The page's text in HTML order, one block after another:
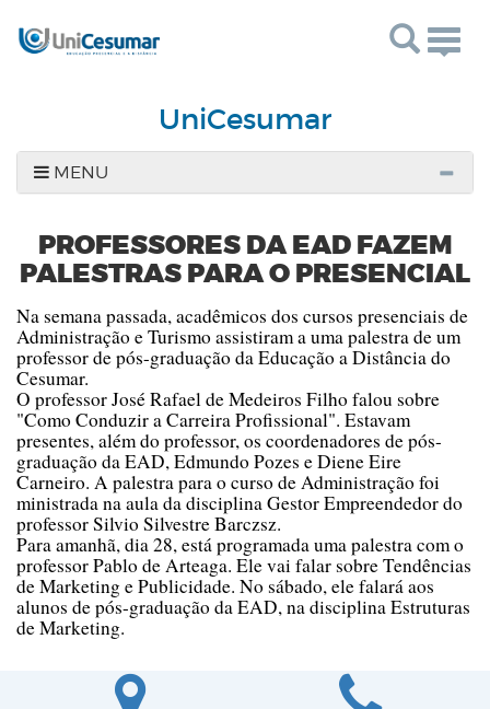
UniCesumar
MENU
PROFESSORES DA EAD FAZEM
PALESTRAS PARA O PRESENCIAL
Na semana passada, acadêmicos dos cursos presenciais de
Administração e Turismo assistiram a uma palestra de um
professor de pós-graduação da Educação a Distância do
Cesumar.
O professor José Rafael de Medeiros Filho falou sobre
"Como Conduzir a Carreira Profissional". Estavam
presentes, além do professor, os coordenadores de pós-
graduação da EAD, Edmundo Pozes e Diene Eire
Carneiro. A palestra para o curso de Administração foi
ministrada na aula da disciplina Gestor Empreendedor do
professor Silvio Silvestre Barczsz.
Para amanhã, dia 28, está programada uma palestra com o
professor Pablo de Arteaga. Ele vai falar sobre Tendências
de Marketing e Publicidade. No sábado, ele falará aos
alunos de pós-graduação da EAD, na disciplina Estruturas
de Marketing.